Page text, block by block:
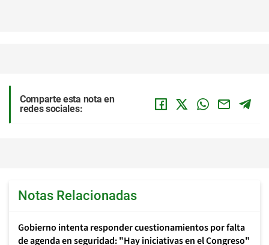
Comparte esta nota en
redes sociales:
Notas Relacionadas
Gobierno intenta responder cuestionamientos por falta
de agenda en seguridad: "Hay iniciativas en el Congreso"